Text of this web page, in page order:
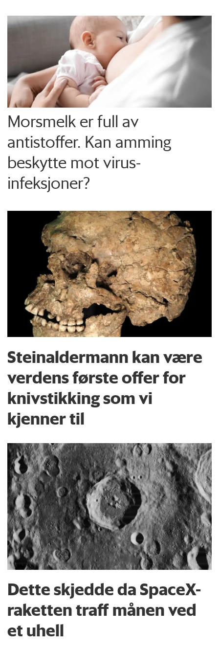
Morsmelk er full av
antistoffer. Kan amming
beskytte mot virus-
infeksjoner?
Steinaldermann kan være
verdens første offer for
knivstikking som vi
kjenner til
Dette skjedde da SpaceX-
raketten traff månen ved
et uhell